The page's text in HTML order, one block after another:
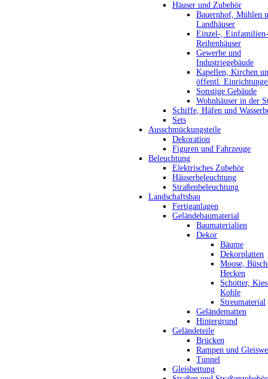
Häuser und Zubehör
Bauernhof, Mühlen
Landhäuser
Einzel-,
Reihenhäuser
Gewerbe und
Industriegebäude
Kapellen, Kirchen
öffentl.
Sonstige Gebäude
Wohnhäuser in der
Schiffe, Häfen und
Sets
Ausschmückungsteile
Dekoration
Figuren und Fahrzeuge
Beleuchtung
Elektrisches Zubehör
Häuserbeleuchtung
Straßenbeleuchtung
Landschaftsbau
Fertiganlagen
Geländebaumaterial
Baumaterialien
Dekor
Bäume
Dekorplatten
Moose,
Hecken
Schotter,
Kohle
Streumaterial
Geländematten
Hintergrund
Geländeteile
Brücken
Rampen und
Tunnel
Gleisbettung